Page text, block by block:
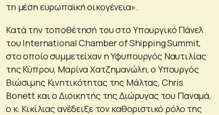
τη μέση ευρωπαϊκή οικογένεια».
Κατά την τοποθέτησή του στο Υπουργικό Πάνελ
του International Chamber of Shipping Summit,
στο οποίο συμμετείχαν η Υφυπουργός Ναυτιλίας
της Κύπρου, Μαρίνα Χατζημανώλη, ο Υπουργός
Βιώσιμης Κινητικότητας της Μάλτας, Chris
Bonett και ο Διοικητής της Διώρυγας του Παναμά,
ο κ. Κικίλιας ανέδειξε τον καθοριστικό ρόλο της